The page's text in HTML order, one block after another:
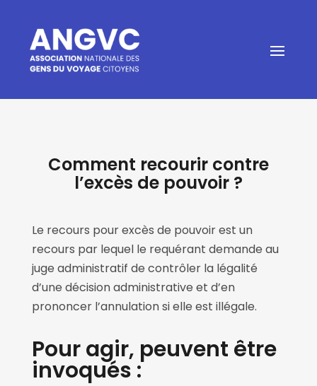
Comment recourir contre
l’excès de pouvoir ?
Le recours pour excès de pouvoir est un
recours par lequel le requérant demande au
juge administratif de contrôler la légalité
d’une décision administrative et d’en
prononcer l’annulation si elle est illégale.
Pour agir, peuvent être
invoqués :